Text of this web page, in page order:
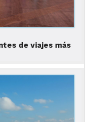
de viajes más